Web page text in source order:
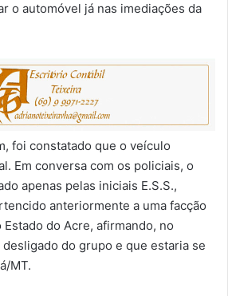
o automóvel já nas imediações da
foi constatado que o veículo
Em conversa com os policiais, o
apenas pelas iniciais E.S.S.,
anteriormente a uma facção
do Acre, afirmando, no
do grupo e que estaria se
MT.